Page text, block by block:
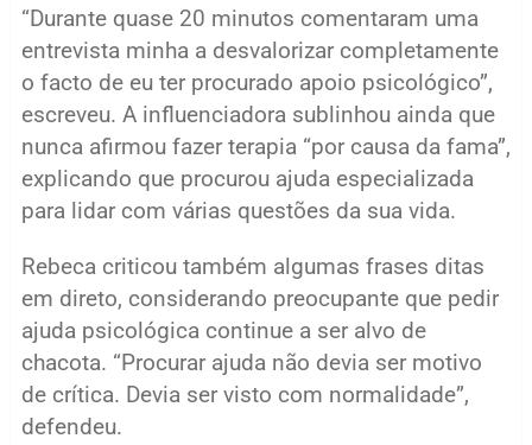
“Durante quase 20 minutos comentaram uma
entrevista minha a desvalorizar completamente
o facto de eu ter procurado apoio psicológico”,
escreveu. A influenciadora sublinhou ainda que
nunca afirmou fazer terapia “por causa da fama”,
explicando que procurou ajuda especializada
para lidar com várias questões da sua vida.
Rebeca criticou também algumas frases ditas
em direto, considerando preocupante que pedir
ajuda psicológica continue a ser alvo de
chacota. “Procurar ajuda não devia ser motivo
de crítica. Devia ser visto com normalidade”,
defendeu.